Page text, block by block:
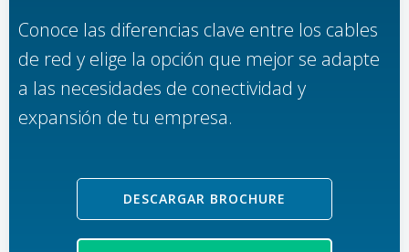
Conoce las diferencias clave entre los cables
de red y elige la opción que mejor se adapte
a las necesidades de conectividad y
expansión de tu empresa.
DESCARGAR BROCHURE